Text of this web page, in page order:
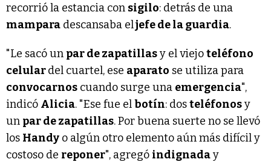
recorrió la estancia con sigilo: detrás de una
mampara descansaba eljefe de la guardia.
"Le sacó un par de zapatillasy el viejoteléfono
celulardel cuartel, ese aparato se utiliza para
convocarnos cuando surge una emergencia",
indicó Alicia. "Ese fue elbotín: dosteléfonosy
un par de zapatillas. Por buena suerte no se llevó
los Handy o algún otro elemento aún más difícil y
costoso de reponer", agregó indignaday